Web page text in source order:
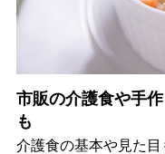
市販の介護食や手
も
介護食の基本や見た